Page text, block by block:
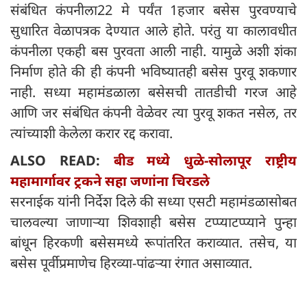
संबंधित कंपनीला22 मे पर्यंत 1हजार बसेस पुरवण्याचे
सुधारित वेळापत्रक देण्यात आले होते. परंतु या कालावधीत
कंपनीला एकही बस पुरवता आली नाही. यामुळे अशी शंका
निर्माण होते की ही कंपनी भविष्यातही बसेस पुरवू शकणार
नाही. सध्या महामंडळाला बसेसची तातडीची गरज आहे
आणि जर संबंधित कंपनी वेळेवर त्या पुरवू शकत नसेल, तर
त्यांच्याशी केलेला करार रद्द करावा.
ALSO READ: बीड मध्ये धुळे-सोलापूर राष्ट्रीय
महामार्गावर ट्रकने सहा जणांना चिरडले
सरनाईक यांनी निर्देश दिले की सध्या एसटी महामंडळासोबत
चालवल्या जाणाऱ्या शिवशाही बसेस टप्प्याटप्प्याने पुन्हा
बांधून हिरकणी बसेसमध्ये रूपांतरित कराव्यात. तसेच, या
बसेस पूर्वीप्रमाणेच हिरव्या-पांढऱ्या रंगात असाव्यात.